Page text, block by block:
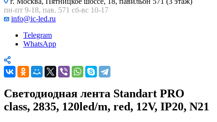
пн-пт 9-18, пав. 571 сб-вс 10-17
info@ic-led.ru
Telegram
WhatsApp
Светодиодная лента Standart PRO
class, 2835, 120led/m, red, 12V, IP20, N21